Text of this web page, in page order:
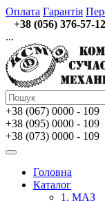
Оплата Гарантія
+38 (056) 376-57-12
...
+38 (067) 0000 - 109
+38 (095) 0000 - 109
+38 (073) 0000 - 109
Головна
Каталог
1. МАЗ